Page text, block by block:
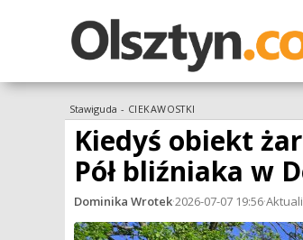
Stawiguda - CIEKAWOSTKI
Kiedyś obiekt
Pół bliźniaka w
Dominika Wrotek·2026-07-07 19:56·